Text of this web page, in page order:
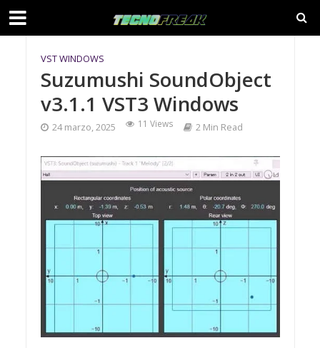
VST WINDOWS
Suzumushi SoundObject
v3.1.1 VST3 Windows
24 marzo, 2025 11 Views 2 Min Read